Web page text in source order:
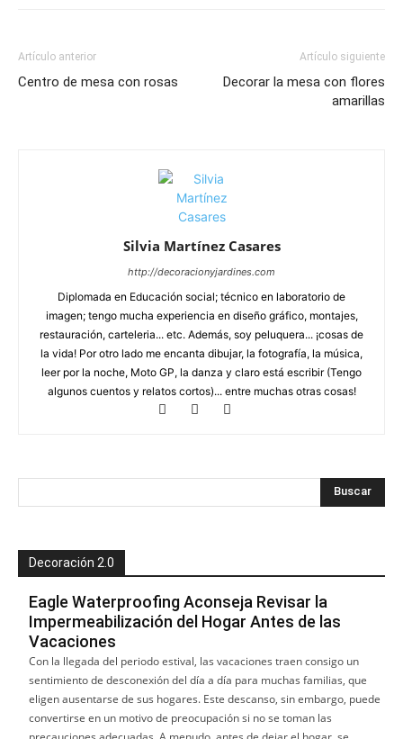
Artículo anterior
Centro de mesa con rosas
Artículo siguiente
Decorar la mesa con flores
amarillas
Silvia Martínez Casares
http://decoracionyjardines.com
Diplomada en Educación social; técnico en laboratorio de
imagen; tengo mucha experiencia en diseño gráfico, montajes,
restauración, carteleria... etc. Además, soy peluquera... ¡cosas de
la vida! Por otro lado me encanta dibujar, la fotografía, la música,
leer por la noche, Moto GP, la danza y claro está escribir (Tengo
algunos cuentos y relatos cortos)... entre muchas otras cosas!
Decoración 2.0
Eagle Waterproofing Aconseja Revisar la
Impermeabilización del Hogar Antes de las
Vacaciones
Con la llegada del periodo estival, las vacaciones traen consigo un
sentimiento de desconexión del día a día para muchas familias, que
eligen ausentarse de sus hogares. Este descanso, sin embargo, puede
convertirse en un motivo de preocupación si no se toman las